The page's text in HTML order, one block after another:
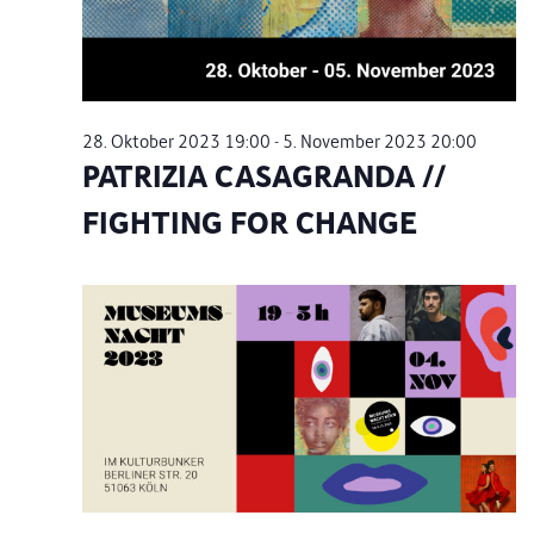
PATRIZIA CASAGRANDA //
FIGHTING FOR CHANGE
28. Oktober 2023 19:00 - 5. November 2023 20:00